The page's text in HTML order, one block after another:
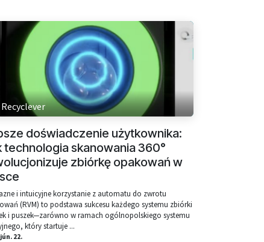
Recyclever
doświadczenie użytkownika:
technologia skanowania 360°
zbiórkę opakowań w
i intuicyjne korzystanie z automatu do zwrotu
(RVM) to podstawa sukcesu każdego systemu zbiórki
i puszek—zarówno w ramach ogólnopolskiego systemu
który startuje ...
22.